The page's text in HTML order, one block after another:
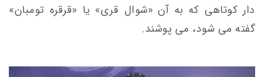
دار کوتاهی که به آن «شوال قری» یا «قرقره تومبان»
گفته می شود، می پوشند.